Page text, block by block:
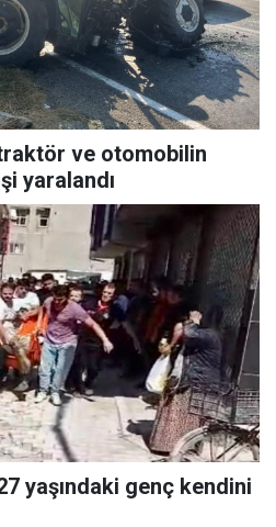
ve otomobilin
yaralandı
yaşındaki genç kendini